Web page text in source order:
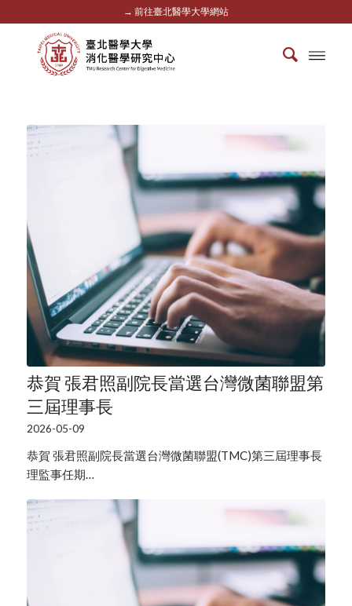
→ 前往臺北醫學大學網站
恭賀 張君照副院長當選台灣微菌聯盟第
三屆理事長
2026-05-09
恭賀 張君照副院長當選台灣微菌聯盟(TMC)第三屆理事長
理監事任期…